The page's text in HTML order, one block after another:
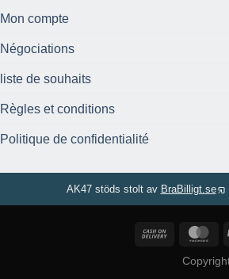
Mon compte
Négociations
liste de souhaits
Règles et conditions
Politique de confidentialité
AK47 stöds stolt av BraBilligt.se